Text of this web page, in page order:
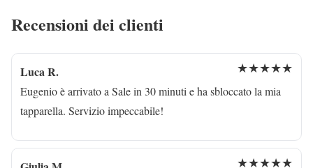
Recensioni dei clienti
Luca R. ★★★★★
Eugenio è arrivato a Sale in 30 minuti e ha sbloccato la mia
tapparella. Servizio impeccabile!
★★★★★